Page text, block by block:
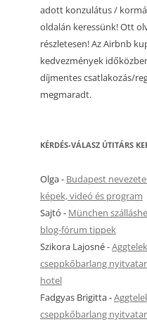
adott konzulátus /
oldalán keressünk! Ott
részletesen! Az Airbnb
kedvezmények
díjmentes csatlakozás/
megmaradt.
KÉRDÉS-VÁLASZ ÚTITÁRS
Olga- Budapest
képek, videó és program
Sajtó - München
blog-fórum tippek
Szikora Lajosné-Aggtelek
cseppkőbarlang
hotel
Fadgyas Brigitta-
cseppkőbarlang